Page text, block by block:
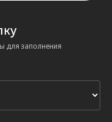
для заполнения